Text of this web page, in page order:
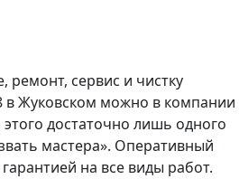
ремонт, сервис и чистку
в Жуковском можно в компании
этого достаточно лишь одного
мастера». Оперативный
на все виды работ.